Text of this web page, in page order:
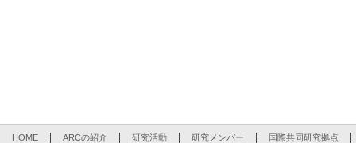
HOME ARCの紹介 研究活動 研究メンバー 国際共同研究拠点